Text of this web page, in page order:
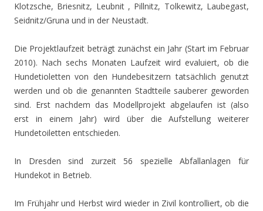
Klotzsche, Briesnitz, Leubnit , Pillnitz, Tolkewitz, Laubegast,
Seidnitz/Gruna und in der Neustadt.
Die Projektlaufzeit beträgt zunächst ein Jahr (Start im Februar
2010). Nach sechs Monaten Laufzeit wird evaluiert, ob die
Hundetioletten von den Hundebesitzern tatsächlich genutzt
werden und ob die genannten Stadtteile sauberer geworden
sind. Erst nachdem das Modellprojekt abgelaufen ist (also
erst in einem Jahr) wird über die Aufstellung weiterer
Hundetoiletten entschieden.
In Dresden sind zurzeit 56 spezielle Abfallanlagen für
Hundekot in Betrieb.
Im Frühjahr und Herbst wird wieder in Zivil kontrolliert, ob die